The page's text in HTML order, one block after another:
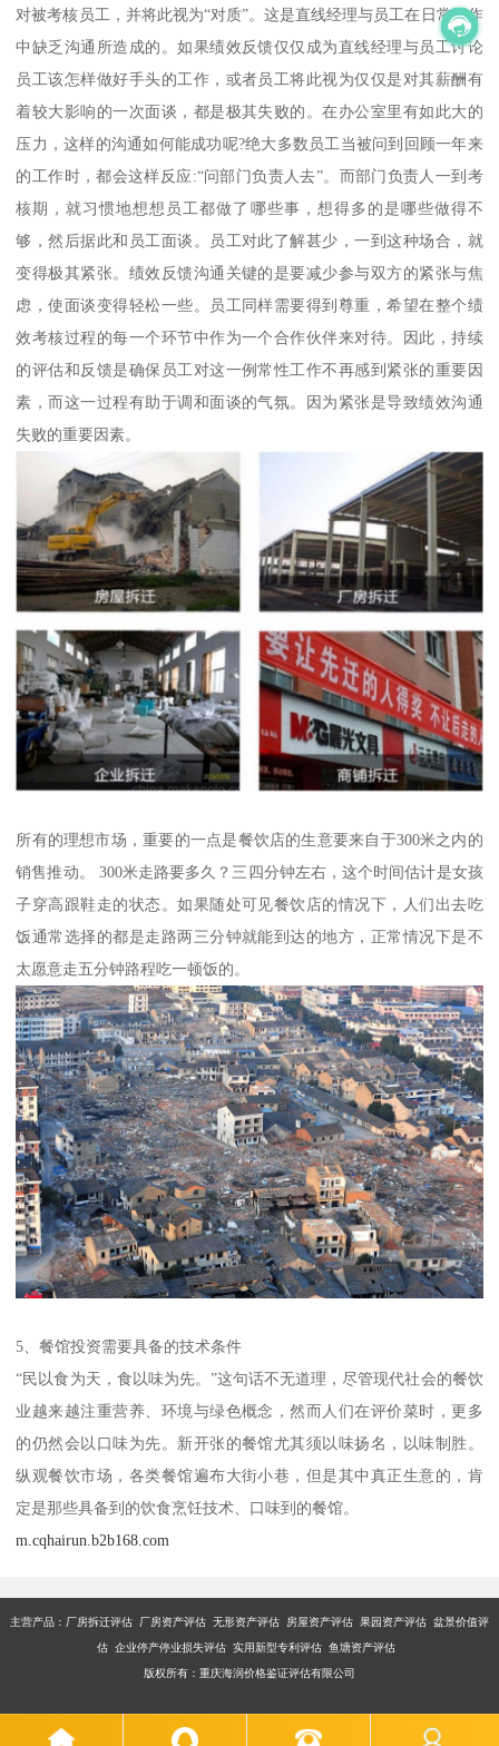
对被考核员工，并将此视为“对质”。这是直线经理与员工在日常工作
中缺乏沟通所造成的。如果绩效反馈仅仅成为直线经理与员工讨论
员工该怎样做好手头的工作，或者员工将此视为仅仅是对其薪酬有
着较大影响的一次面谈，都是极其失败的。在办公室里有如此大的
压力，这样的沟通如何能成功呢?绝大多数员工当被问到回顾一年来
的工作时，都会这样反应:“问部门负责人去”。而部门负责人一到考
核期，就习惯地想想员工都做了哪些事，想得多的是哪些做得不
够，然后据此和员工面谈。员工对此了解甚少，一到这种场合，就
变得极其紧张。绩效反馈沟通关键的是要减少参与双方的紧张与焦
虑，使面谈变得轻松一些。员工同样需要得到尊重，希望在整个绩
效考核过程的每一个环节中作为一个合作伙伴来对待。因此，持续
的评估和反馈是确保员工对这一例常性工作不再感到紧张的重要因
素，而这一过程有助于调和面谈的气氛。因为紧张是导致绩效沟通
失败的重要因素。
所有的理想市场，重要的一点是餐饮店的生意要来自于300米之内的
销售推动。 300米走路要多久？三四分钟左右，这个时间估计是女孩
子穿高跟鞋走的状态。如果随处可见餐饮店的情况下，人们出去吃
饭通常选择的都是走路两三分钟就能到达的地方，正常情况下是不
太愿意走五分钟路程吃一顿饭的。
5、餐馆投资需要具备的技术条件
“民以食为天，食以味为先。”这句话不无道理，尽管现代社会的餐饮
业越来越注重营养、环境与绿色概念，然而人们在评价菜时，更多
的仍然会以口味为先。新开张的餐馆尤其须以味扬名，以味制胜。
纵观餐饮市场，各类餐馆遍布大街小巷，但是其中真正生意的，肯
定是那些具备到的饮食烹饪技术、口味到的餐馆。
m.cqhairun.b2b168.com
主营产品：厂房拆迁评估 厂房资产评估 无形资产评估 房屋资产评估 果园资产评估 盆景价值评
估 企业停产停业损失评估 实用新型专利评估 鱼塘资产评估
版权所有：重庆海润价格鉴证评估有限公司